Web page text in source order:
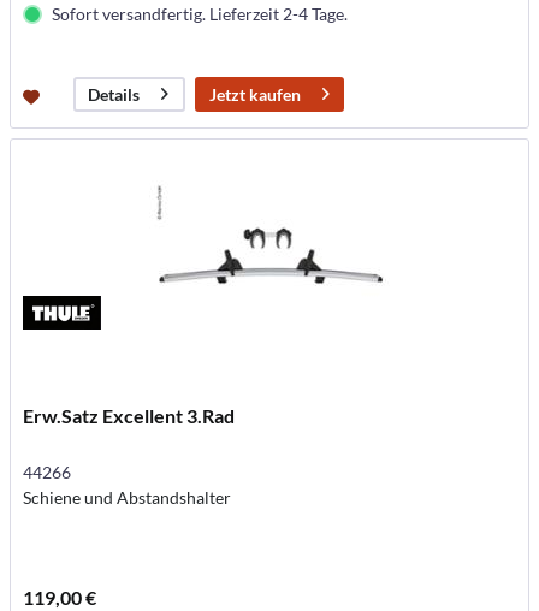
Sofort versandfertig. Lieferzeit 2-4 Tage.
Details Jetzt kaufen
Erw.Satz Excellent 3.Rad
44266
Schiene und Abstandshalter
119,00 €